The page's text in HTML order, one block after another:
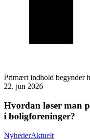
Primært indhold begynder
22. jun 2026
Hvordan løser man
i boligforeninger?
NyhederAktuelt